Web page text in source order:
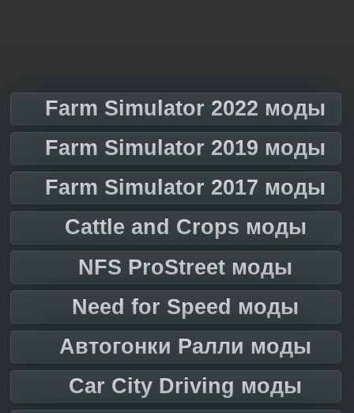
Farm Simulator 2022 моды
Farm Simulator 2019 моды
Farm Simulator 2017 моды
Cattle and Crops моды
NFS ProStreet моды
Need for Speed моды
Автогонки Ралли моды
Car City Driving моды